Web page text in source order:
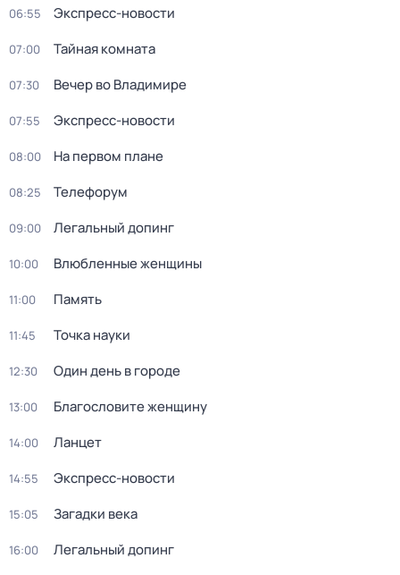
06:55 Экспресс-новости
07:00 Тайная комната
07:30 Вечер во Владимире
07:55 Экспресс-новости
08:00 На первом плане
08:25 Телефорум
09:00 Легальный допинг
10:00 Влюбленные женщины
11:00 Память
11:45 Точка науки
12:30 Один день в городе
13:00 Благословите женщину
14:00 Ланцет
14:55 Экспресс-новости
15:05 Загадки века
16:00 Легальный допинг